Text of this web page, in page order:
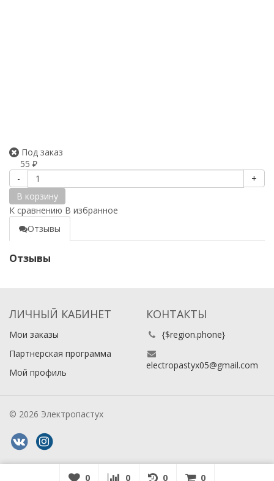
Под заказ
55 ₽
-
+
В корзину
К сравнению В избранное
Отзывы
Отзывы
ЛИЧНЫЙ КАБИНЕТ
Мои заказы
Партнерская программа
Мой профиль
КОНТАКТЫ
{$region.phone}
electropastyx05@gmail.com
© 2026 Электропастух
0 0 0 0